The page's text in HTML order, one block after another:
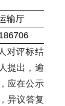
输厅
6706
对评标结
提出，逾
应在公示
异议答复